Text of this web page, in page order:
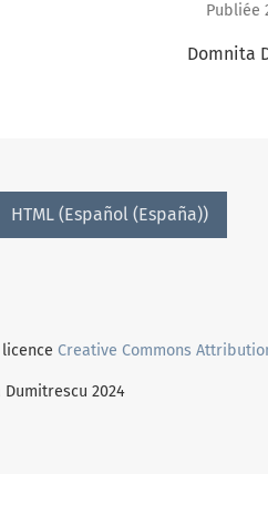
Publiée
Domnita
HTML (Español (España))
Creative Commons
2024